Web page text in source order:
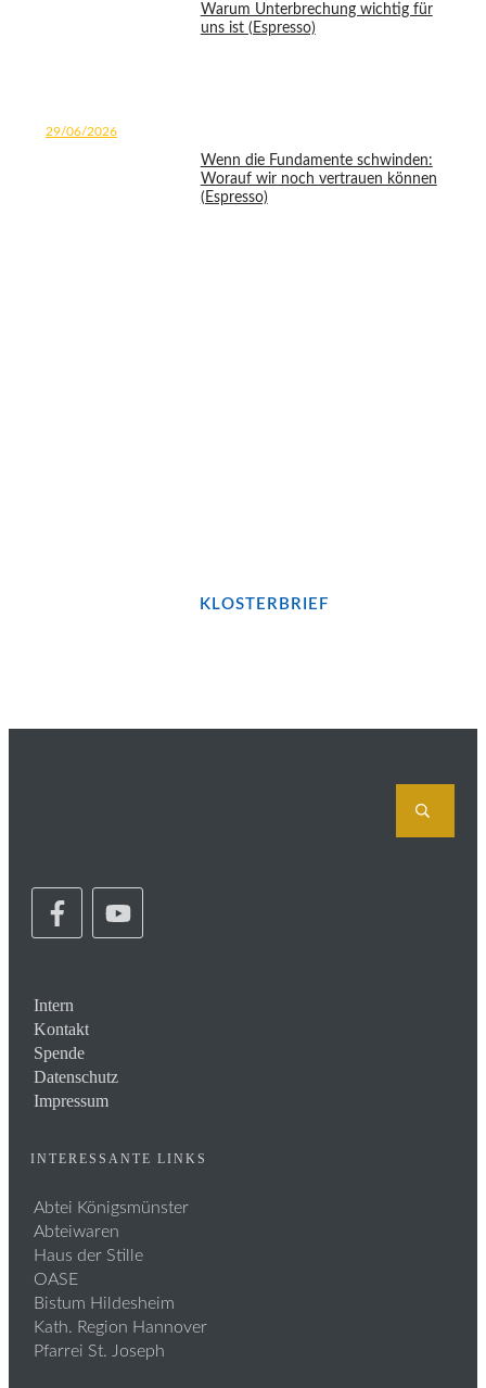
Warum Unterbrechung wichtig für
uns ist (Espresso)
29/06/2026
Wenn die Fundamente schwinden:
Worauf wir noch vertrauen können
(Espresso)
KLOSTERBRIEF
Intern
Kontakt
Spende
Datenschutz
Impressum
INTERESSANTE LINKS
Abtei Königsmünster
Abteiwaren
Haus der Stille
OASE
Bistum Hildesheim
Kath. Region Hannover
Pfarrei St. Joseph